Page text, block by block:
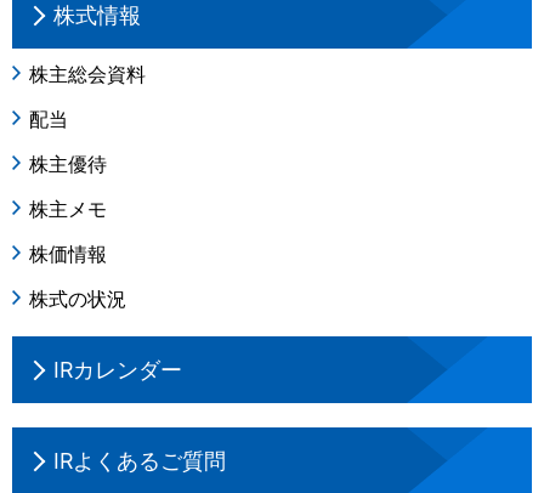
株式情報
株主総会資料
配当
株主優待
株主メモ
株価情報
株式の状況
IRカレンダー
IRよくあるご質問